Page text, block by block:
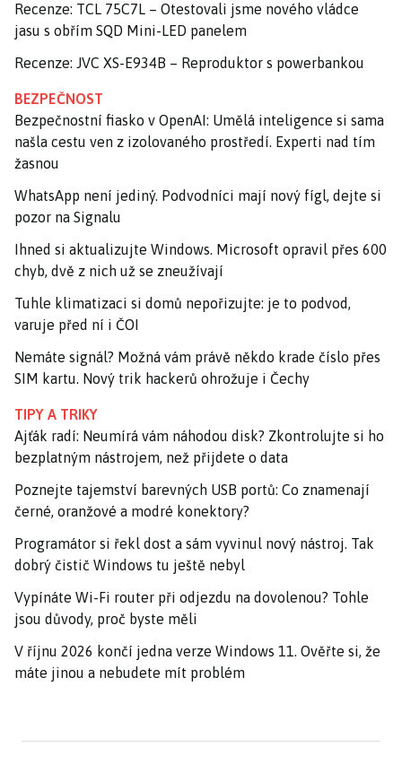
Recenze: TCL 75C7L – Otestovali jsme nového vládce
jasu s obřím SQD Mini-LED panelem
Recenze: JVC XS-E934B – Reproduktor s powerbankou
BEZPEČNOST
Bezpečnostní fiasko v OpenAI: Umělá inteligence si sama
našla cestu ven z izolovaného prostředí. Experti nad tím
žasnou
WhatsApp není jediný. Podvodníci mají nový fígl, dejte si
pozor na Signalu
Ihned si aktualizujte Windows. Microsoft opravil přes 600
chyb, dvě z nich už se zneužívají
Tuhle klimatizaci si domů nepořizujte: je to podvod,
varuje před ní i ČOI
Nemáte signál? Možná vám právě někdo krade číslo přes
SIM kartu. Nový trik hackerů ohrožuje i Čechy
TIPY A TRIKY
Ajťák radí: Neumírá vám náhodou disk? Zkontrolujte si ho
bezplatným nástrojem, než přijdete o data
Poznejte tajemství barevných USB portů: Co znamenají
černé, oranžové a modré konektory?
Programátor si řekl dost a sám vyvinul nový nástroj. Tak
dobrý čistič Windows tu ještě nebyl
Vypínáte Wi-Fi router při odjezdu na dovolenou? Tohle
jsou důvody, proč byste měli
V říjnu 2026 končí jedna verze Windows 11. Ověřte si, že
máte jinou a nebudete mít problém